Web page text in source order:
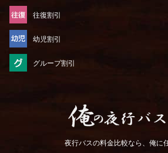
往復割引
幼児割引
グループ割引
俺の夜行バス
夜行バスの料金比較なら、俺に